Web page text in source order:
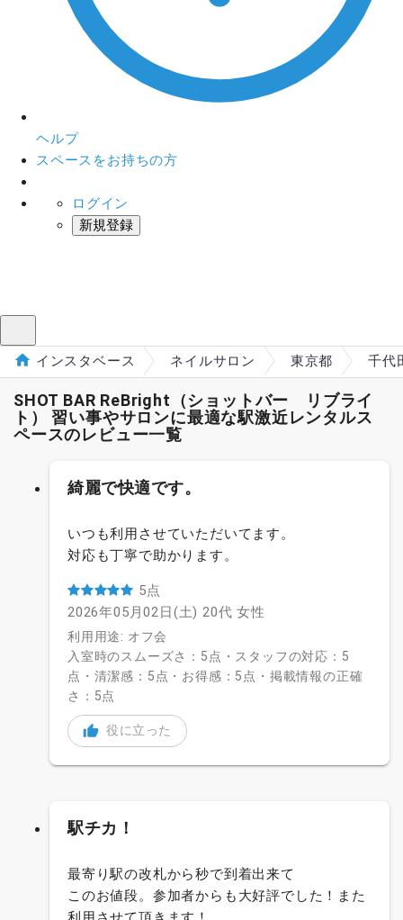
ヘルプ
スペースをお持ちの方
ログイン
新規登録
インスタベース ネイルサロン 東京都 千代
SHOT BAR ReBright（ショットバー リブライ
ト） 習い事やサロンに最適な駅激近レンタルス
ペースのレビュー一覧
綺麗で快適です。
いつも利用させていただいてます。
対応も丁寧で助かります。
5点
2026年05月02日(土) 20代 女性
利用用途: オフ会
入室時のスムーズさ：5点・スタッフの対応：5
点・清潔感：5点・お得感：5点・掲載情報の正確
さ：5点
役に立った
駅チカ！
最寄り駅の改札から秒で到着出来て
このお値段。参加者からも大好評でした！また